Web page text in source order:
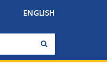
ENGLISH